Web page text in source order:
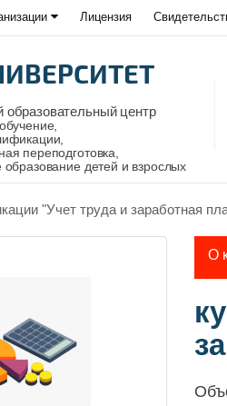
Лицензия
образовательный центр
переподготовка,
детей и взрослых
"Учет труда и заработная
О